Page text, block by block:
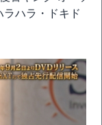
ハラ・ドキド